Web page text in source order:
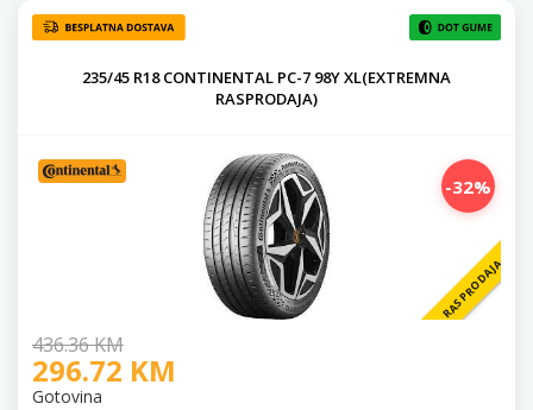
235/45 R18 CONTINENTAL PC-7 98Y XL(EXTREMNA
RASPRODAJA)
-32%
RASPRODAJA
436.36 KM
296.72 KM
Gotovina